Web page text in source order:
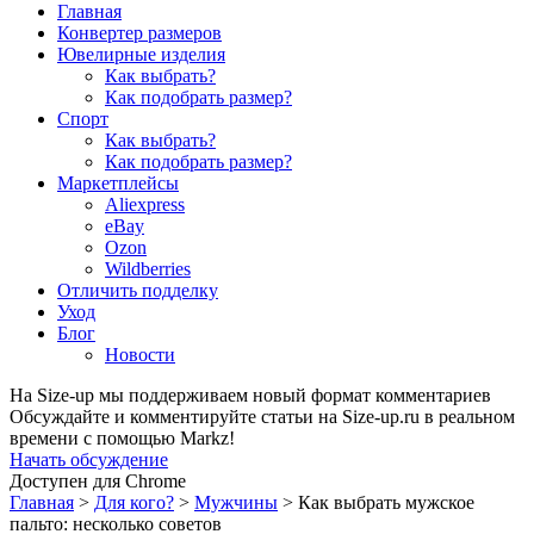
Главная
Конвертер размеров
Ювелирные изделия
Как выбрать?
Как подобрать размер?
Спорт
Как выбрать?
Как подобрать размер?
Маркетплейсы
Aliexpress
eBay
Ozon
Wildberries
Отличить подделку
Уход
Блог
Новости
На Size-up мы поддерживаем новый формат комментариев
Обсуждайте и комментируйте статьи на Size-up.ru в реальном
времени с помощью Markz!
Начать обсуждение
Доступен для Chrome
Главная > Для кого? > Мужчины > Как выбрать мужское
пальто: несколько советов